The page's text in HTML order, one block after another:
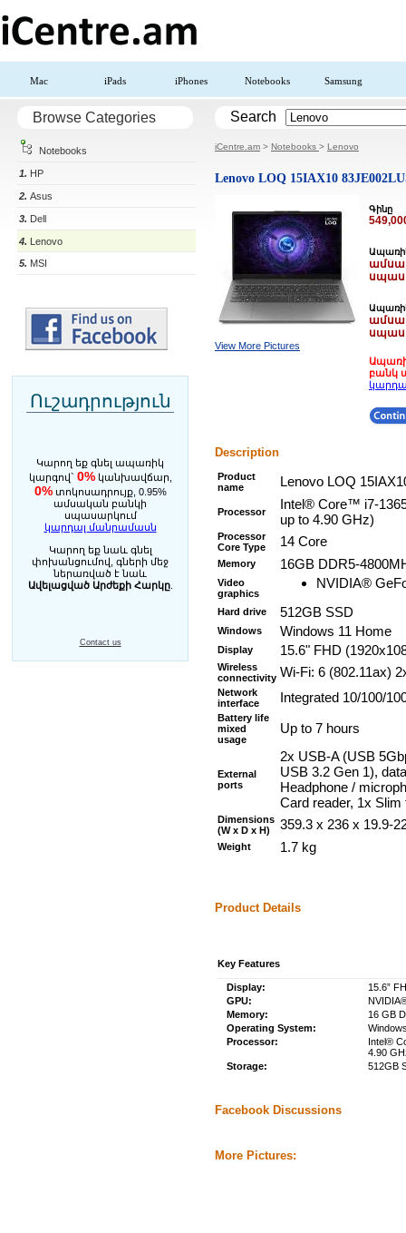
Mac iPads iPhones Notebooks Samsung
Browse Categories
Notebooks
1. HP
2. Asus
3. Dell
4. Lenovo
5. MSI
Ուշադրություն
Կարող եք գնել ապառիկ
կարգով` 0%կանխավճար,
0%տոկոսադրույք, 0.95%
ամսական բանկի
սպասարկում
կարդալ մանրամասն
Կարող եք նաև գնել
փոխանցումով, գների մեջ
ներառված է նաև
Ավելացված Արժեքի Հարկը.
Contact us
Search
iCentre.am > Notebooks > Lenovo
Lenovo LOQ 15IAX10
View More Pictures
Գինը
բանկ
Description
Product
name
Lenovo LOQ
Processor
Intel® Core™ i7-
up to 4.90 GHz)
Processor
Core Type
14 Core
Memory 16GB DDR5-
Video
graphics
NVIDIA®
Hard drive 512GB SSD
Windows Windows 11 Home
Display 15.6" FHD
Wireless
connectivity Wi-Fi: 6 (802.11ax)
Network
interface
Integrated 10/100/
Battery life
mixed
usage
Up to 7 hours
External
ports
2x USB-A (USB
USB 3.2 Gen 1),
Headphone /
Card reader, 1x
Dimensions
(W x D x H)
359.3 x 236 x 19.9-
Weight 1.7 kg
Product Details
Key Features
Display:
15.6”
GPU:
Memory:
16 GB
Operating System:
Processor:
Intel®
4.90
Storage:
512GB
Facebook Discussions
More Pictures: